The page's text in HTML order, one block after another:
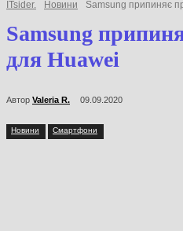
ITsider. Новини Samsung припиняє
Samsung
чіпів для Huawei
Автор Valeria R. 09.09.2020
Новини Смартфони